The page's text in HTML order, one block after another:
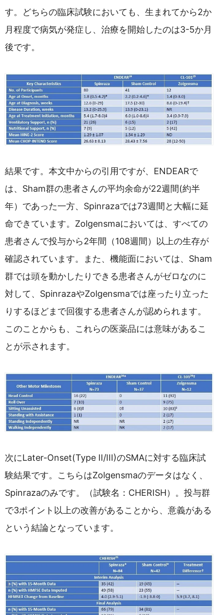
す。どちらの臨床試験においても、生まれてから2か
月程度で病気が発症し、治療を開始したのは3-5か月
後です。
結果です。本文中からの引用ですが、ENDEARで
は、Sham群の患者さんの平均余命が22週間(約半
年）であった一方、Spinrazaでは73週間と大幅に延
命できています。Zolgensmaにおいては、すべての
患者さんで投与から2年間（108週間）以上の生存が
確認されています。また、機能面においては、Sham
群では頭を動かしたりできる患者さんがゼロなのに
対して、SpinrazaやZolgensmaでは座ったり立った
りするほどまで回復する患者さんが認められます。
このことからも、これらの医薬品には意味があるこ
とが示されます。
次にLater-Onset(Type II/III)のSMAに対する臨床試
験結果です。こちらはZolgensmaのデータはなく、
Spinrazaのみです。（試験名：CHERISH）。投与群
で3ポイント以上の改善があることから、意義がある
という結論となっています。